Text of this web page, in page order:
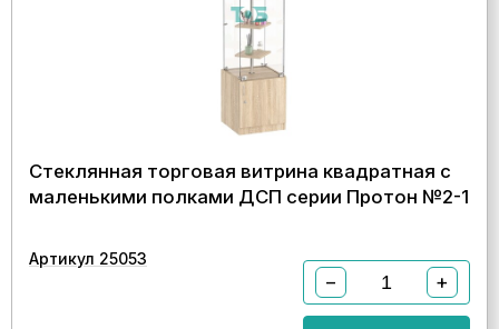
Стеклянная торговая витрина квадратная с
маленькими полками ДСП серии Протон №2-1
Артикул 25053
− +